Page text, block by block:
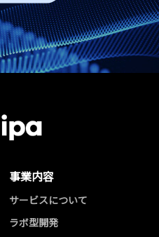
事業内容
サービスについて
ラボ型開発